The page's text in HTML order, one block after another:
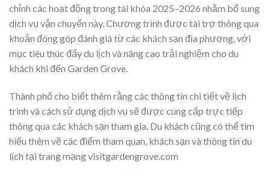
chỉnh các hoạt động trong tài khóa 2025–2026 nhằm bổ sung
dịch vụ vận chuyển này. Chương trình được tài trợ thông qua
khoản đóng góp đánh giá từ các khách sạn địa phương, với
mục tiêu thúc đẩy du lịch và nâng cao trải nghiệm cho du
khách khi đến Garden Grove.
Thành phố cho biết thêm rằng các thông tin chi tiết về lịch
trình và cách sử dụng dịch vụ sẽ được cung cấp trực tiếp
thông qua các khách sạn tham gia. Du khách cũng có thể tìm
hiểu thêm về các điểm tham quan, khách sạn và thông tin du
lịch tại trang mạng visitgardengrove.com